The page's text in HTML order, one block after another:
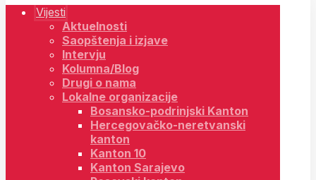
Vijesti
Aktuelnosti
Saopštenja i izjave
Intervju
Kolumna/Blog
Drugi o nama
Lokalne organizacije
Bosansko-podrinjski Kanton
Hercegovačko-neretvanski
kanton
Kanton 10
Kanton Sarajevo